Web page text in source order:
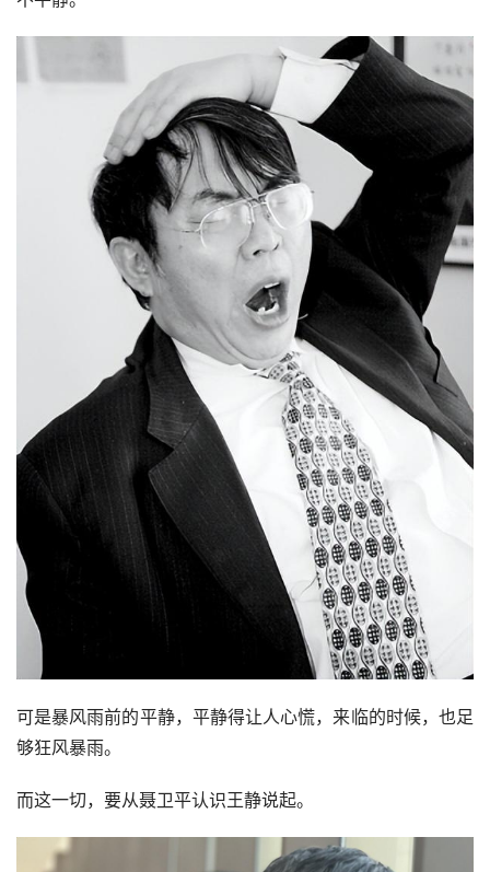
看见孔祥明为家庭付出如此多，聂卫平倒是觉得理所应当。
每次看到妻子看花滑，艺术体操，他直接拿过遥控器转播到
别的频道。
看自己想看的。
面对聂卫平的做法，孔祥明只是一一忍下来。虽然两人也有
轻微的争吵，但是孔祥明太懂得忍让，反倒隐下了生活中的